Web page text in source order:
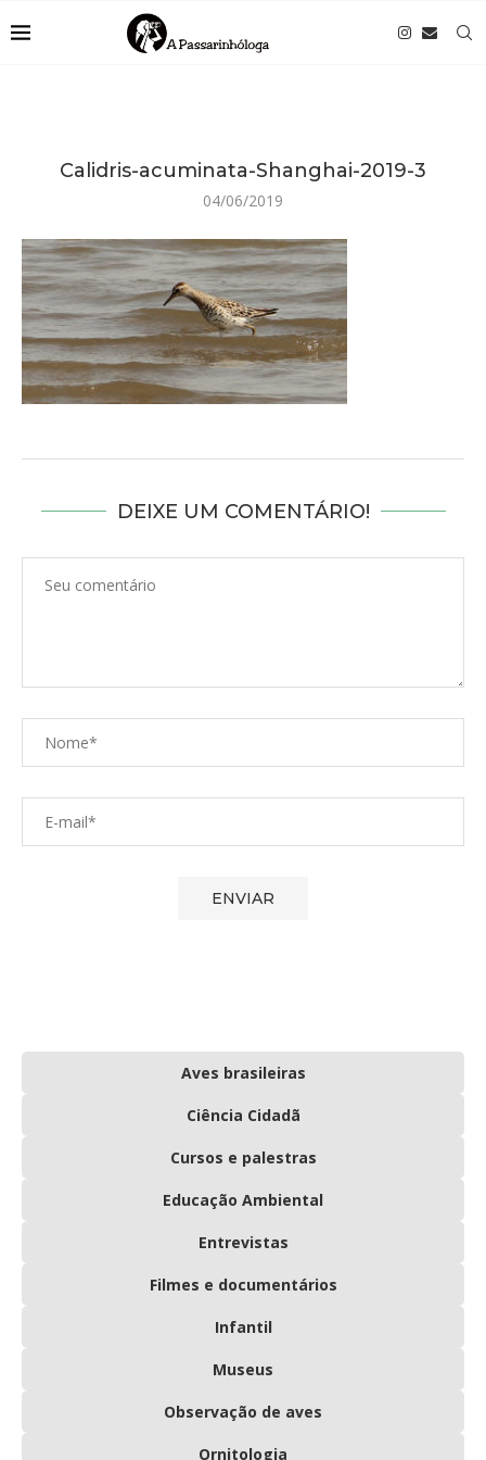
Calidris-acuminata-Shanghai-2019-3
04/06/2019
DEIXE UM COMENTÁRIO!
Aves brasileiras
Ciência Cidadã
Cursos e palestras
Educação Ambiental
Entrevistas
Filmes e documentários
Infantil
Museus
Observação de aves
Ornitologia